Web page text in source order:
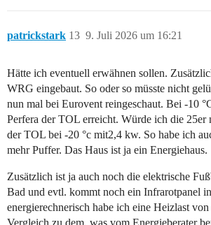
patrickstark 9. Juli 2026 um 16:21
13
Hätte ich eventuell erwähnen sollen.
WRG eingebaut. So oder so müsste nicht
nun mal bei Eurovent reingeschaut. Bei -10
Perfera der TOL erreicht. Würde ich die 25er
der TOL bei -20 °c mit2,4 kw. So habe ich
mehr Puffer. Das Haus ist ja ein Energiehaus.
Zusätzlich ist ja auch noch die elektrische
Bad und evtl. kommt noch ein Infrarotpanel
energierechnerisch habe ich eine Heizlast